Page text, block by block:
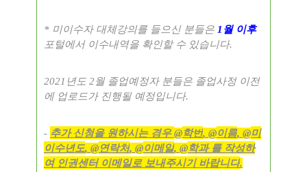
* 미이수자 대체강의를 들으신 분들은 1 월 이후
포털에서 이수내역을 확인할 수 있습니다.
2021 년도 2월 졸업예정자 분들은 졸업사정 이전
에 업로드가 진행될 예정입니다.
- 추가 신청을 원하시는 경우@학번, @이름, @미
이수년도, @연락처, @이메일, @학과 를 작성하
여 인권센터 이메일로 보내주시기 바랍니다.